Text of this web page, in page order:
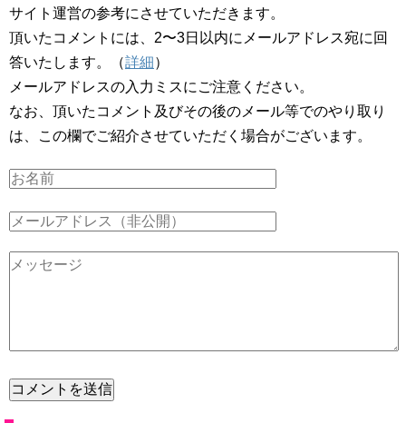
サイト運営の参考にさせていただきます。
頂いたコメントには、2〜3日以内にメールアドレス宛に回
答いたします。（詳細）
メールアドレスの入力ミスにご注意ください。
なお、頂いたコメント及びその後のメール等でのやり取り
は、この欄でご紹介させていただく場合がございます。